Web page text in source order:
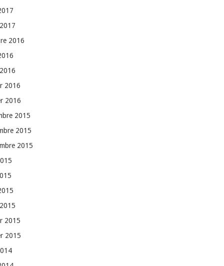
2016
2016
2016
2015
2015
2015
2015
2015